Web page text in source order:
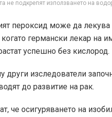
не подкрепят използването на
пероксид може да лекува
германски лекар на
успешно без кислород.
други изследователи
до развитие на рак.
че осигуряването на